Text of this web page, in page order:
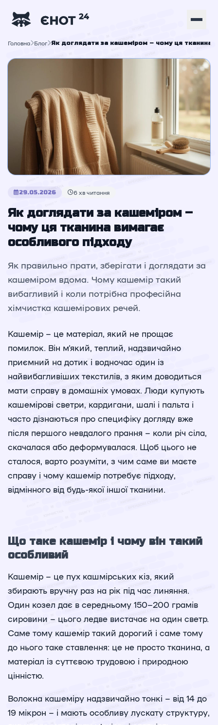
Головна Блог Як доглядати за кашеміром – чому ця тканина
29.05.2026 6 хв читання
Як доглядати за кашеміром –
чому ця тканина вимагає
особливого підходу
Як правильно прати, зберігати і доглядати за
кашеміром вдома. Чому кашемір такий
вибагливий і коли потрібна професійна
хімчистка кашемірових речей.
Кашемір – це матеріал, який не прощає
помилок. Він м'який, теплий, надзвичайно
приємний на дотик і водночас один із
найвибагливіших текстилів, з яким доводиться
мати справу в домашніх умовах. Люди купують
кашемірові светри, кардигани, шалі і пальта і
часто дізнаються про специфіку догляду вже
після першого невдалого прання – коли річ сіла,
скачалася або деформувалася. Щоб цього не
сталося, варто розуміти, з чим саме ви маєте
справу і чому кашемір потребує підходу,
відмінного від будь-якої іншої тканини.
Що таке кашемір і чому він такий
особливий
Кашемір – це пух кашмірських кіз, який
збирають вручну раз на рік під час линяння.
Один козел дає в середньому 150–200 грамів
сировини – цього ледве вистачає на один светр.
Саме тому кашемір такий дорогий і саме тому
до нього таке ставлення: це не просто тканина, а
матеріал із суттєвою трудовою і природною
цінністю.
Волокна кашеміру надзвичайно тонкі – від 14 до
19 мікрон – і мають особливу лускату структуру,